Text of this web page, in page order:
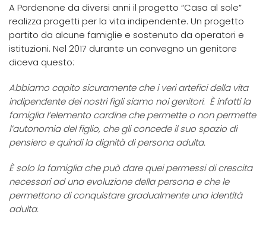
A Pordenone da diversi anni il progetto “Casa al sole”
realizza progetti per la vita indipendente. Un progetto
partito da alcune famiglie e sostenuto da operatori e
istituzioni. Nel 2017 durante un convegno un genitore
diceva questo:
Abbiamo capito sicuramente che i veri artefici della vita
indipendente dei nostri figli siamo noi genitori. È infatti la
famiglia l’elemento cardine che permette o non permette
l’autonomia del figlio, che gli concede il suo spazio di
pensiero e quindi la dignità di persona adulta.
È solo la famiglia che può dare quei permessi di crescita
necessari ad una evoluzione della persona e che le
permettono di conquistare gradualmente una identità
adulta.